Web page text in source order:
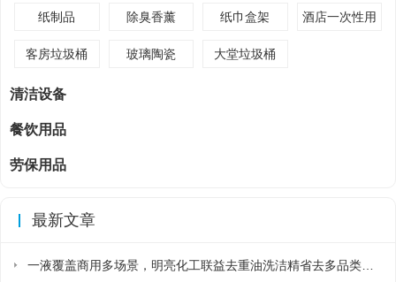
纸制品 除臭香薰 纸巾盒架
酒店一次性用
客房垃圾桶 玻璃陶瓷 大堂垃圾桶
清洁设备
餐饮用品
劳保用品
最新文章